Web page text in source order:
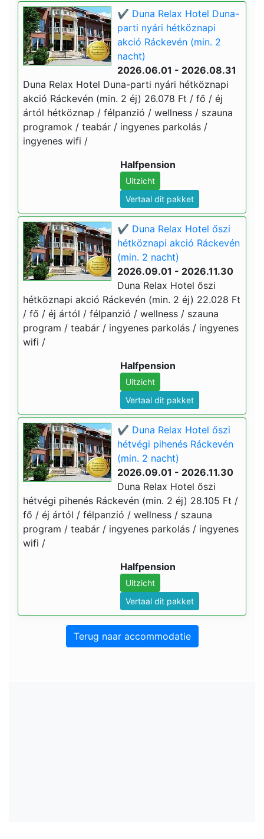
✔️ Duna Relax Hotel Duna-
parti nyári hétköznapi
akció Ráckevén (min. 2
nacht)
2026.06.01 - 2026.08.31
Duna Relax Hotel Duna-parti nyári hétköznapi
akció Ráckevén (min. 2 éj) 26.078 Ft / fő / éj
ártól hétköznap / félpanzió / wellness / szauna
programok / teabár / ingyenes parkolás /
ingyenes wifi /
Halfpension
Uitzicht
Vertaal dit pakket
✔️ Duna Relax Hotel őszi
hétköznapi akció Ráckevén
(min. 2 nacht)
2026.09.01 - 2026.11.30
Duna Relax Hotel őszi
hétköznapi akció Ráckevén (min. 2 éj) 22.028 Ft
/ fő / éj ártól / félpanzió / wellness / szauna
program / teabár / ingyenes parkolás / ingyenes
wifi /
Halfpension
Uitzicht
Vertaal dit pakket
✔️ Duna Relax Hotel őszi
hétvégi pihenés Ráckevén
(min. 2 nacht)
2026.09.01 - 2026.11.30
Duna Relax Hotel őszi
hétvégi pihenés Ráckevén (min. 2 éj) 28.105 Ft /
fő / éj ártól / félpanzió / wellness / szauna
program / teabár / ingyenes parkolás / ingyenes
wifi /
Halfpension
Uitzicht
Vertaal dit pakket
Terug naar accommodatie